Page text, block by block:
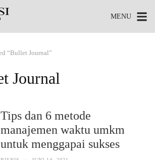
MENU
“Bullet Journal”
Journal
Tips dan 6 metode
manajemen waktu umkm
untuk menggapai sukses